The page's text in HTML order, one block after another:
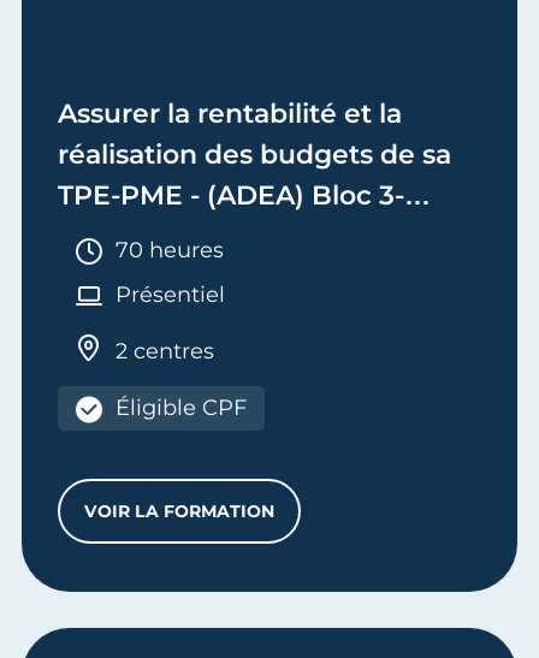
Assurer la rentabilité et la
réalisation des budgets de sa
TPE-PME - (ADEA) Bloc 3-
Adjoint de Dirigeant
d'Entreprise Artisanale
Durée :
70 heures
Présentiel
2 centres
Éligible CPF
VOIR LA FORMATIONASSURER LA RENTABILITÉ ET LA